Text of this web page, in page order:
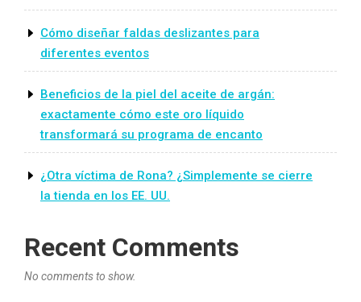
Cómo diseñar faldas deslizantes para
diferentes eventos
Beneficios de la piel del aceite de argán:
exactamente cómo este oro líquido
transformará su programa de encanto
¿Otra víctima de Rona? ¿Simplemente se cierre
la tienda en los EE. UU.
Recent Comments
No comments to show.